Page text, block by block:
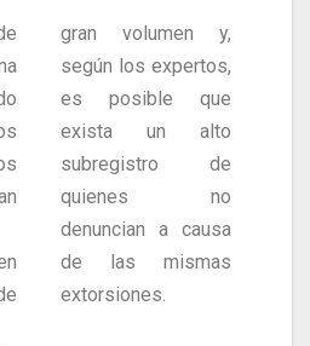
gran volumen y,
según los expertos,
es posible que
exista un alto
subregistro de
quienes no
denuncian a causa
de las mismas
extorsiones.